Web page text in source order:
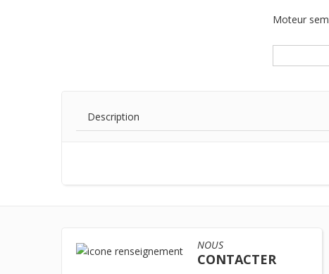
Moteur
Description
NOUS
CONTACTER